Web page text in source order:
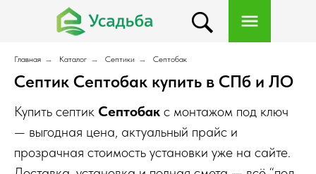
Главная → Каталог → Септики → Септобак
Септик Септобак купить в СПб и ЛО
Купить септик Септобак с монтажом под ключ
— выгодная цена, актуальный прайс и
прозрачная стоимость установки уже на сайте.